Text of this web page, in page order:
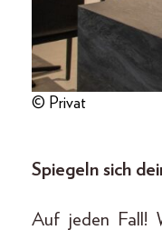
© Privat
Spiegeln sich
Auf jeden Fall!